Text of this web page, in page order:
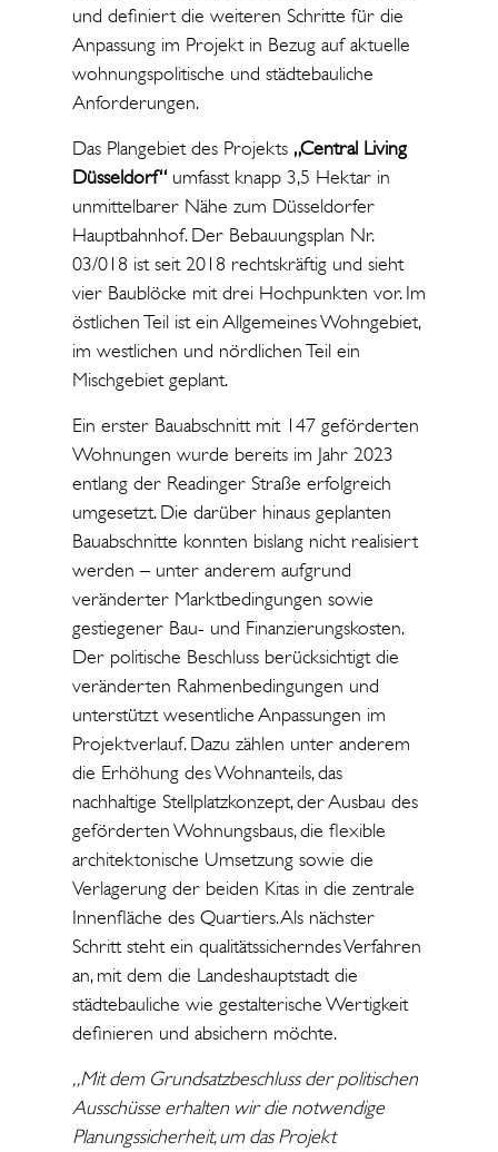
und definiert die weiteren Schritte für die
Anpassung im Projekt in Bezug auf aktuelle
wohnungspolitische und städtebauliche
Anforderungen.
Das Plangebiet des Projekts „Central Living
Düsseldorf“umfasst knapp 3,5 Hektar in
unmittelbarer Nähe zum Düsseldorfer
Hauptbahnhof. Der Bebauungsplan Nr.
03/018 ist seit 2018 rechtskräftig und sieht
vier Baublöcke mit drei Hochpunkten vor. Im
östlichen Teil ist ein Allgemeines Wohngebiet,
im westlichen und nördlichen Teil ein
Mischgebiet geplant.
Ein erster Bauabschnitt mit 147 geförderten
Wohnungen wurde bereits im Jahr 2023
entlang der Readinger Straße erfolgreich
umgesetzt. Die darüber hinaus geplanten
Bauabschnitte konnten bislang nicht realisiert
werden – unter anderem aufgrund
veränderter Marktbedingungen sowie
gestiegener Bau- und Finanzierungskosten.
Der politische Beschluss berücksichtigt die
veränderten Rahmenbedingungen und
unterstützt wesentliche Anpassungen im
Projektverlauf. Dazu zählen unter anderem
die Erhöhung des Wohnanteils, das
nachhaltige Stellplatzkonzept, der Ausbau des
geförderten Wohnungsbaus, die flexible
architektonische Umsetzung sowie die
Verlagerung der beiden Kitas in die zentrale
Innenfläche des Quartiers. Als nächster
Schritt steht ein qualitätssicherndes Verfahren
an, mit dem die Landeshauptstadt die
städtebauliche wie gestalterische Wertigkeit
definieren und absichern möchte.
„Mit dem Grundsatzbeschluss der politischen
Ausschüsse erhalten wir die notwendige
Planungssicherheit, um das Projekt